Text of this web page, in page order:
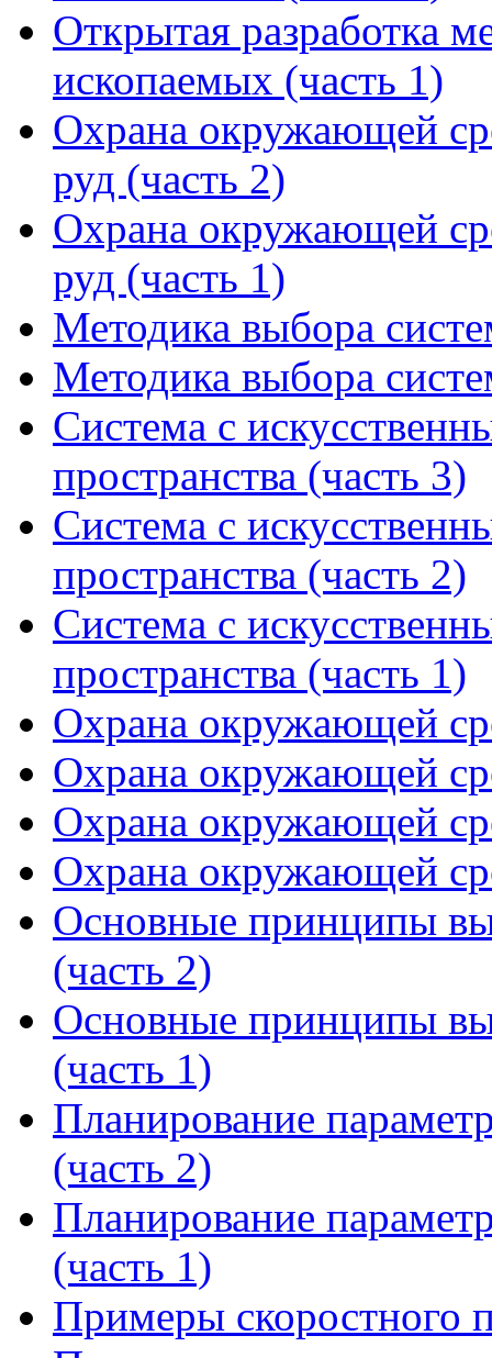
Открытая разработка
ископаемых (часть 1)
Охрана окружающей
руд (часть 2)
Охрана окружающей
руд (часть 1)
Методика выбора
Методика выбора
Система с
пространства (часть 3)
Система с
пространства (часть 2)
Система с
пространства (часть 1)
Охрана окружающей
Охрана окружающей
Охрана окружающей
Охрана окружающей
Основные принципы
(часть 2)
Основные принципы
(часть 1)
Планирование
(часть 2)
Планирование
(часть 1)
Примеры скоростного